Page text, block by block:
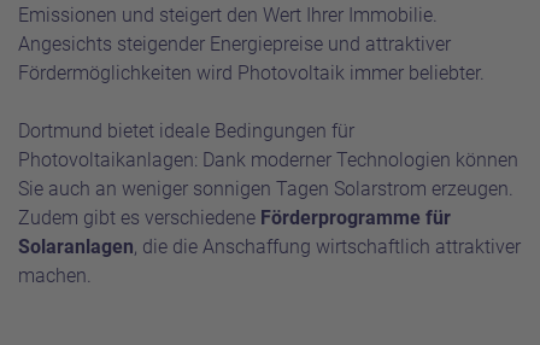
Emissionen und steigert den Wert Ihrer Immobilie.
Angesichts steigender Energiepreise und attraktiver
Fördermöglichkeiten wird Photovoltaik immer beliebter.
Dortmund bietet ideale Bedingungen für
Photovoltaikanlagen: Dank moderner Technologien können
Sie auch an weniger sonnigen Tagen Solarstrom erzeugen.
Zudem gibt es verschiedene Förderprogramme für
Solaranlagen, die die Anschaffung wirtschaftlich attraktiver
machen.